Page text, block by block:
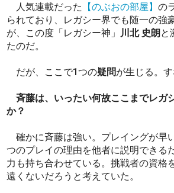
人気連載だった 【のぶおの部屋】の
られており、レガシー界でも随一の強
が、この度「レガシー神」
川北 史朗と
たのだ。
だが、ここで1つの疑問が生じる。す
斉藤は、いったい何故ここまでレガ
か？
確かに斉藤は強い。プレイングが早
つのプレイの理由を他者に説明できる
力も持ち合わせている。挑戦者の資格
遠くないだろうと考えていた。